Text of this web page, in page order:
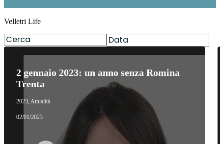
Velletri Life
2 gennaio 2023: un anno senza Romina
Trenta
2023, Attualità
02/01/2023